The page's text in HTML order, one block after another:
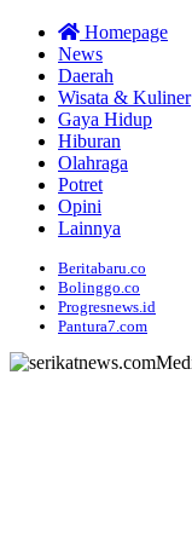
Homepage
News
Daerah
Wisata & Kuliner
Gaya Hidup
Hiburan
Olahraga
Potret
Opini
Lainnya
Beritabaru.co
Bolinggo.co
Progresnews.id
Pantura7.com